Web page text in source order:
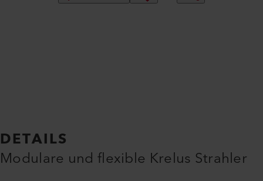
DETAILS
Modulare und flexible Krelus Strahler